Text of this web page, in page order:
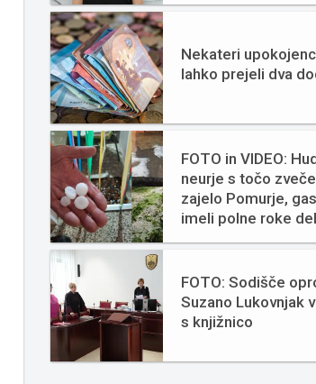
Nekateri
lahko prejeli dva
FOTO in VIDEO:
neurje s točo
zajelo Pomurje,
imeli polne roke
FOTO: Sodišče
Suzano Lukovnjak
s knjižnico